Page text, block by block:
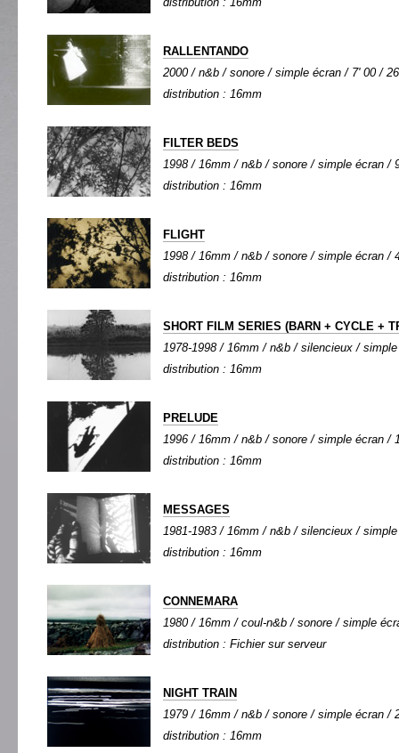
RALLENTANDO
2000 / n&b / sonore / simple écran / 7' 00 /
distribution : 16mm
FILTER BEDS
1998 / 16mm / n&b / sonore / simple écran /
distribution : 16mm
FLIGHT
1998 / 16mm / n&b / sonore / simple écran /
distribution : 16mm
SHORT FILM SERIES (BARN + CYCLE +
1978-1998 / 16mm / n&b / silencieux /
distribution : 16mm
PRELUDE
1996 / 16mm / n&b / sonore / simple écran /
distribution : 16mm
MESSAGES
1981-1983 / 16mm / n&b / silencieux /
distribution : 16mm
CONNEMARA
1980 / 16mm / coul-n&b / sonore / simple
distribution : Fichier sur serveur
NIGHT TRAIN
1979 / 16mm / n&b / sonore / simple écran /
distribution : 16mm